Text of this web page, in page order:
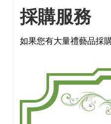
採購服務
如果您有大量禮藝品採